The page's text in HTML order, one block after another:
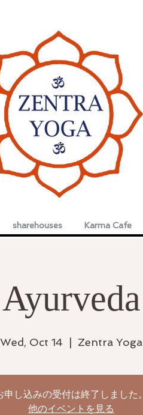
sharehouses Karma Cafe
Ayurveda
Wed, Oct 14 Zentra Yoga
申し込みの受付は終了しました。
他のイベントを見る